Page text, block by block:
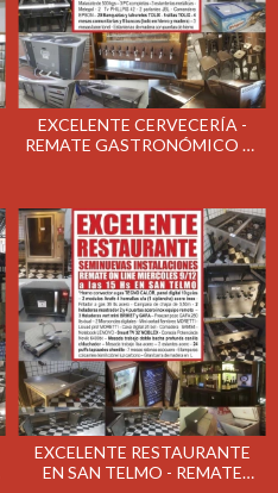
EXCELENTE CERVECERÍA -
REMATE GASTRONÓMICO EL
EXCELENTE RESTAURANTE
EN SAN TELMO - REMATE